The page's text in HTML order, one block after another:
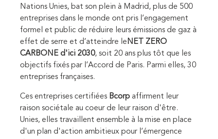
Nations Unies, bat son plein à Madrid, plus de 500
entreprises dans le monde ont pris l’engagement
formel et public de réduire leurs émissions de gaz à
effet de serre et d’atteindre le NET ZERO
CARBONE d'ici 2030, soit 20 ans plus tôt que les
objectifs fixés par l’Accord de Paris. Parmi elles, 30
entreprises françaises.
Ces entreprises certifiées Bcorp affirment leur
raison sociétale au coeur de leur raison d'être.
Unies, elles travaillent ensemble à la mise en place
d'un plan d'action ambitieux pour l’émergence